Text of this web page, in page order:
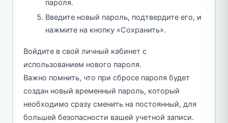
пароля.
Введите новый пароль, подтвердите его, и
нажмите на кнопку «Сохранить».
Войдите в свой личный кабинет с
использованием нового пароля.
Важно помнить, что при сбросе пароля будет
создан новый временный пароль, который
необходимо сразу сменить на постоянный, для
большей безопасности вашей учетной записи.